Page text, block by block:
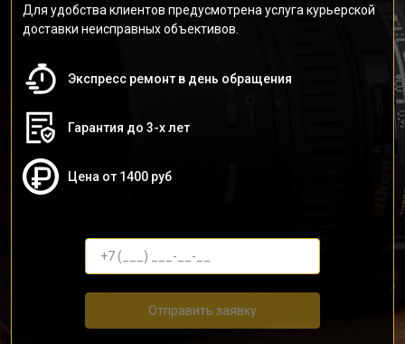
Для удобства клиентов предусмотрена услуга курьерской
доставки неисправных объективов.
Экспресс ремонт в день обращения
Гарантия до 3-х лет
Цена от 1400 руб
Отправить заявку